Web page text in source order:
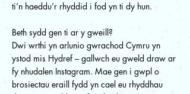
ti’n haeddu’r rhyddid i fod yn ti dy hun.
Beth sydd gen ti ar y gweill?
Dwi wrthi yn arlunio gwrachod Cymru yn
ystod mis Hydref – gallwch eu gweld draw ar
fy nhudalen Instagram. Mae gen i gwpl o
brosiectau eraill fydd yn cael eu rhyddhau